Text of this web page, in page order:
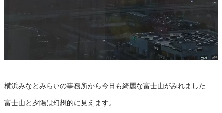
横浜みなとみらいの事務所から今日も綺麗な富士山がみれました
富士山と夕陽は幻想的に見えます。